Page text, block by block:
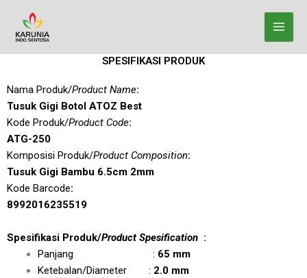
konten
SPESIFIKASI PRODUK
Nama Produk/Product Name:
Tusuk Gigi Botol ATOZ Best
Kode Produk/Product Code:
ATG-250
Komposisi Produk/Product Composition:
Tusuk Gigi Bambu 6.5cm 2mm
Kode Barcode:
8992016235519
Spesifikasi Produk/Product Spesification :
Panjang : 65 mm
Ketebalan/Diameter : 2.0 mm